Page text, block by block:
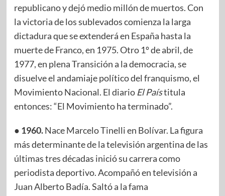
republicano y dejó medio millón de muertos. Con
la victoria de los sublevados comienza la larga
dictadura que se extenderá en España hasta la
muerte de Franco, en 1975. Otro 1º de abril, de
1977, en plena Transición a la democracia, se
disuelve el andamiaje político del franquismo, el
Movimiento Nacional. El diario El Paístitula
entonces: “El Movimiento ha terminado”.
● 1960.Nace Marcelo Tinelli en Bolívar. La figura
más determinante de la televisión argentina de las
últimas tres décadas inició su carrera como
periodista deportivo. Acompañó en televisión a
Juan Alberto Badía. Saltó a la fama